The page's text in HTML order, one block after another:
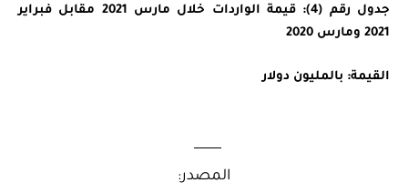
جدول رقم (4): قيمة الواردات خلال مارس 2021 مقابل فبراير
2021 ومارس 2020
القيمة: بالمليون دولار
المصدر: